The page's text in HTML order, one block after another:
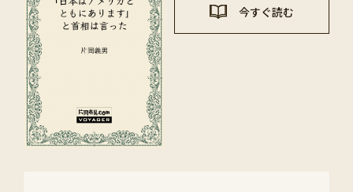
今すぐ読む